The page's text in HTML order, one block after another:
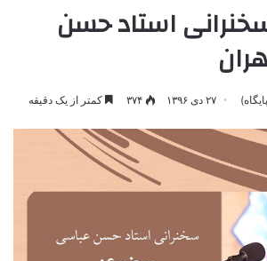
۹۶؛ سخنرانی استاد حسن
۲۷ دی ۱۳۹۶ ۳۷۴ کمتر از یک دقیقه